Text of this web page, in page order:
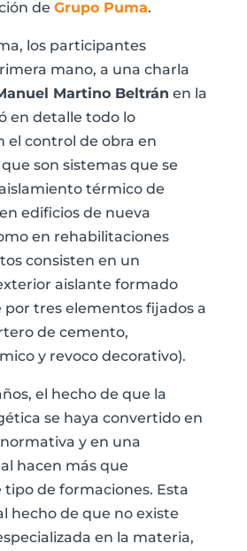
de Grupo Puma.
los participantes
mano, a una charla
Martino Beltrán en la
en detalle todo lo
el control de obra en
que son sistemas que se
térmico de
edificios de nueva
en rehabilitaciones
consisten en un
aislante formado
tres elementos fijados a
de cemento,
y revoco decorativo).
el hecho de que la
se haya convertido en
y en una
hacen más que
tipo de formaciones. Esta
hecho de que no existe
en la materia,